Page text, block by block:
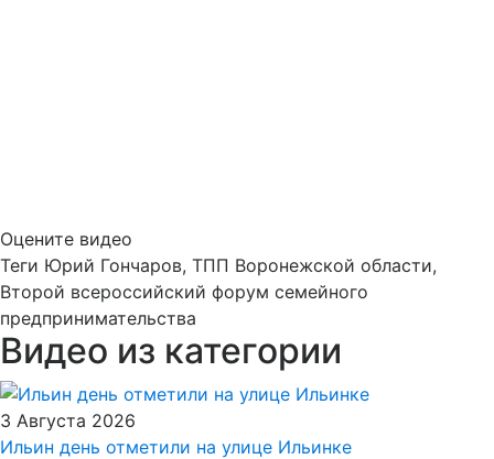
Оцените видео
Теги Юрий Гончаров, ТПП Воронежской области,
Второй всероссийский форум семейного
предпринимательства
Видео из категории
3 Августа 2026
Ильин день отметили на улице Ильинке